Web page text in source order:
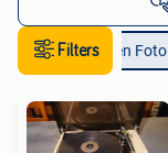
Filters
Audio, Tv en Foto